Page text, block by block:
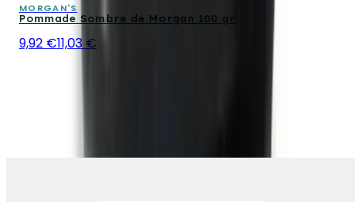
MORGAN'S
Pommade Sombre de Morgan 100 gr
9,92 €11,03 €